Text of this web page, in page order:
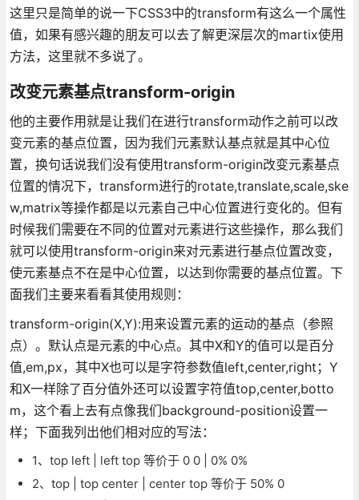
这里只是简单的说一下CSS3中的transform有这么一个属性
值，如果有感兴趣的朋友可以去了解更深层次的martix使用
方法，这里就不多说了。
改变元素基点transform-origin
他的主要作用就是让我们在进行transform动作之前可以改
变元素的基点位置，因为我们元素默认基点就是其中心位
置，换句话说我们没有使用transform-origin改变元素基点
位置的情况下，transform进行的rotate,translate,scale,ske
w,matrix等操作都是以元素自己中心位置进行变化的。但有
时候我们需要在不同的位置对元素进行这些操作，那么我们
就可以使用transform-origin来对元素进行基点位置改变，
使元素基点不在是中心位置，以达到你需要的基点位置。下
面我们主要来看看其使用规则：
transform-origin(X,Y):用来设置元素的运动的基点（参照
点）。默认点是元素的中心点。其中X和Y的值可以是百分
值,em,px，其中X也可以是字符参数值left,center,right；Y
和X一样除了百分值外还可以设置字符值top,center,botto
m，这个看上去有点像我们background-position设置一
样；下面我列出他们相对应的写法：
1、top left | left top 等价于 0 0 | 0% 0%
2、top | top center | center top 等价于 50% 0